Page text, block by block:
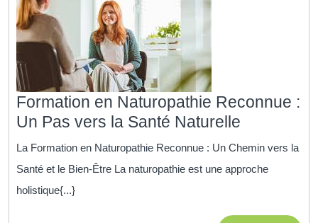
Formation en Naturopathie Reconnue :
Un Pas vers la Santé Naturelle
en
La Formation en Naturopathie Reconnue : Un Chemin vers la
Santé et le Bien-Être La naturopathie est une approche
holistique{...}